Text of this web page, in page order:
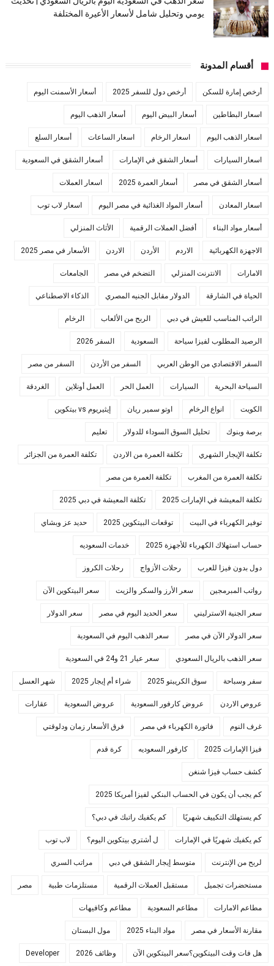
يومي وتحليل شامل لأسعار الأعيرة المختلفة
أقسام المدونة
أرخص إمارة للسكن أرخص دول للسفر 2025 أسعار الأسمنت اليوم
اسعار البطاطين أسعار البيض اليوم أسعار الذهب اليوم
اسعار الذهب اليوم اسعار الرخام اسعار الساعات أسعار السلع
اسعار السيارات أسعار الشقق في الإمارات أسعار الشقق في السعودية
أسعار الشقق في مصر أسعار العمرة 2025 اسعار العملات
اسعار المعادن أسعار المواد الغذائية في مصر اليوم اسعار لاب توب
أسعار مواد البناء أفضل العملات الرقمية الأثاث المنزلي
الاجهزة الكهربائية الاردم الأردن الاردن الأسعار في مصر 2025
الامارات الانترنت المنزلي التضخم في مصر الجامعات
الحياة في الشارقة الدولار مقابل الجنيه المصري الذكاء الاصطناعي
الراتب المناسب للعيش في دبي الربح من الألعاب الرخام
الرصيد المطلوب لفيزا سياحة السعودية السفر 2026
السفر الاقتصادي من الوطن العربي السفر من الأردن السفر من مصر
السياحة البحرية السيارات العمل الحر العمل أونلاين الغردقة
الكويت انواع الرخام اوتو سمير ريان إيثيريوم vs بيتكوين
برصة وبنوك تحليل السوق السوداء للدولار تعليم
تكلفة الإيجار الشهري تكلفة العمرة من الاردن تكلفة العمرة من الجزائر
تكلفة العمرة من المغرب تكلفة العمرة من مصر
تكلفة المعيشة في الإمارات 2025 تكلفة المعيشة في دبي 2025
توفير الكهرباء في البيت توقعات البيتكوين 2025 حديد عز وبشاي
حساب استهلاك الكهرباء للأجهزة 2025 خدمات السعوديه
دول بدون فيزا للعرب رحلات الأزواج رحلات الكروز
رواتب المبرمجين سعر الأرز والسكر والزيت سعر البيتكوين الآن
سعر الجنية الاسترليني سعر الحديد اليوم في مصر سعر الدولار
سعر الدولار الآن في مصر سعر الذهب اليوم في السعودية
سعر الذهب بالريال السعودي سعر عيار 21 و24 في السعودية
سفر وسباحة سوق الكريبتو 2025 شراء أم إيجار 2025 شهر العسل
عروص الاردن عروض كارفور السعودية عروض السعودية عقارات
غرف النوم فاتورة الكهرباء في مصر فرق الأسعار زمان ودلوقتي
فيزا الإمارات 2025 كارفور السعوديه كرة قدم
كشف حساب فيزا شنغن
كم يجب أن يكون في الحساب البنكي لفيزا أمريكا 2025
كم يستهلك التكييف شهريًا كم يكفيك راتبك في دبي؟
كم يكفيك شهريًا في الإمارات ل أشتري بيتكوين اليوم؟ لاب توب
لربح من الإنترنت متوسط إيجار الشقق في دبي مراتب السري
مستحضرات تجميل مستقبل العملات الرقمية مستلزمات طبية مصر
مطاعم الامارات مطاعم السعودية مطاعم وكافيهات
مقارنة الأسعار في مصر مواد البناء 2025 مول البستان
هل فات وقت البيتكوين؟سعر البيتكوين الآن وظائف 2026 Developer